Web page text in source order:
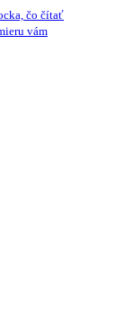
čo čítať
vám